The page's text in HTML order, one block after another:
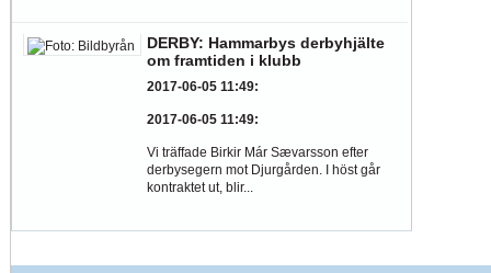
DERBY: Hammarbys derbyhjälte
om framtiden i klubb
2017-06-05 11:49:
2017-06-05 11:49:
Vi träffade Birkir Már Sævarsson efter
derbysegern mot Djurgården. I höst går
kontraktet ut, blir...